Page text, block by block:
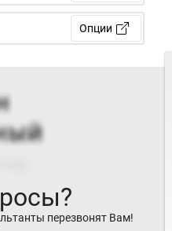
Опции
перезвонят Вам!